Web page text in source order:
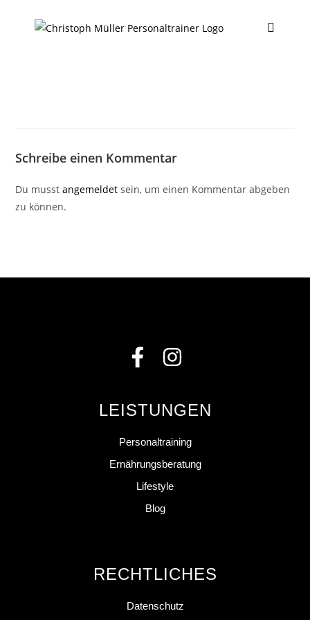
Schreibe einen Kommentar
Du musstangemeldet sein, um einen Kommentar abgeben
zu können.
LEISTUNGEN
Personaltraining
Ernährungsberatung
Lifestyle
Blog
RECHTLICHES
Datenschutz